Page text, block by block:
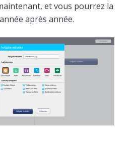
et vous pourrez la
après année.